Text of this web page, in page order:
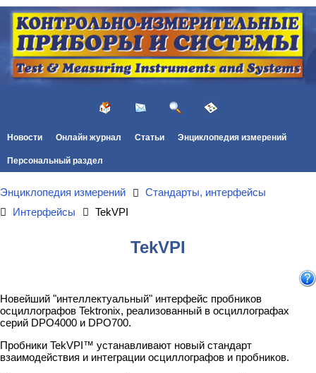
Новости Онлайн журнал Статьи Энциклопедия измерений
Персональный раздел
Энциклопедия измерений
Стандарты, интерфейсы
Интерфейсы
TekVPI
TekVPI
Новейший "интеллектуальный" интерфейс пробников
осциллографов Tektronix, реализованный в осциллографах
серий DPO4000 и DPO700.
Пробники TekVPI™ устанавливают новый стандарт
взаимодействия и интеграции осциллографов и пробников.